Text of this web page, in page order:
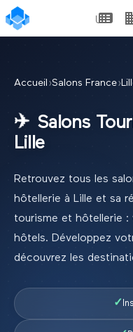
Accueil ›Salons France›
✈️ Salons
Lille
Retrouvez tous les
hôtellerie à Lille et sa
tourisme et hôtellerie :
hôtels. Développez
découvrez les
✓